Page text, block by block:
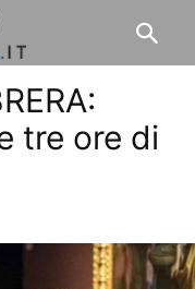
tre ore di